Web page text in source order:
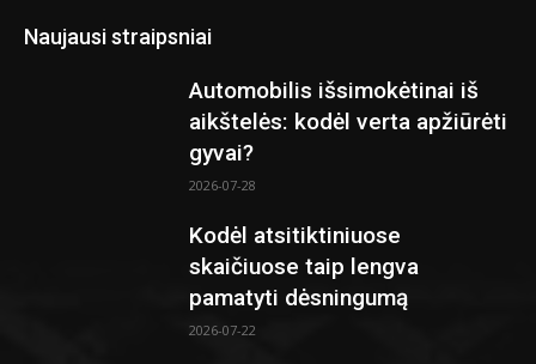
Naujausi straipsniai
Automobilis išsimokėtinai iš
aikštelės: kodėl verta apžiūrėti
gyvai?
2026-07-28
Kodėl atsitiktiniuose
skaičiuose taip lengva
pamatyti dėsningumą
2026-07-22